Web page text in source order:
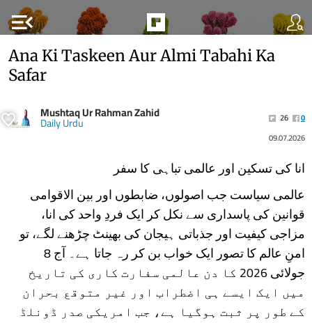
menu_open
Ana Ki Taskeen Aur Almi Tabahi Ka
Safar
Mushtaq Ur Rahman Zahid
Daily Urdu 26
0
09.07.2026
انا کی تسکین اور عالمی تباہی کا سفر
​عالمی سیاست جب اصولوں، ضابطوں اور بین الاقوامی
قوانین کی پاسداری سے نکل کر ایک فردِ واحد کی انا،
مزاجی کیفیت اور جذباتی ہیجان کی بھینٹ چڑھنے لگے، تو
امنِ عالم کا تصور ایک خواب بن کر رہ جاتا ہے۔ آج 8
جولائی 2026 کا دن عالمی سفارت کاری کی تاریخ
میں ایک ایسے ہی اضطراب اور غیر متوقع بحران
کے طور پر ثبت ہوگیا ہے، جب امریکی صدر ڈونلڈ